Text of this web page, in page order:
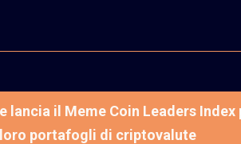
lancia il Meme Coin Leaders
portafogli di criptovalute